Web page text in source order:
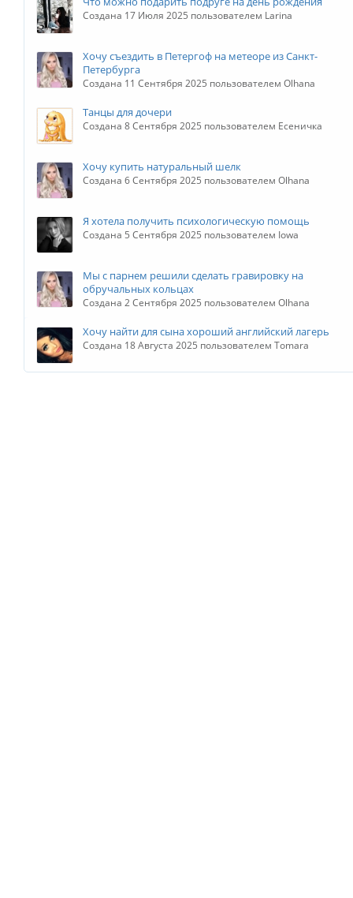
Создана 17 Июля 2025 пользователем Larina
Хочу съездить в Петергоф на метеоре из Санкт-
Петербурга
Создана 11 Сентября 2025 пользователем Olhana
Танцы для дочери
Создана 8 Сентября 2025 пользователем Есеничка
Хочу купить натуральный шелк
Создана 6 Сентября 2025 пользователем Olhana
Я хотела получить психологическую помощь
Создана 5 Сентября 2025 пользователем Iowa
Мы с парнем решили сделать гравировку на
обручальных кольцах
Создана 2 Сентября 2025 пользователем Olhana
Хочу найти для сына хороший английский лагерь
Создана 18 Августа 2025 пользователем Tomara